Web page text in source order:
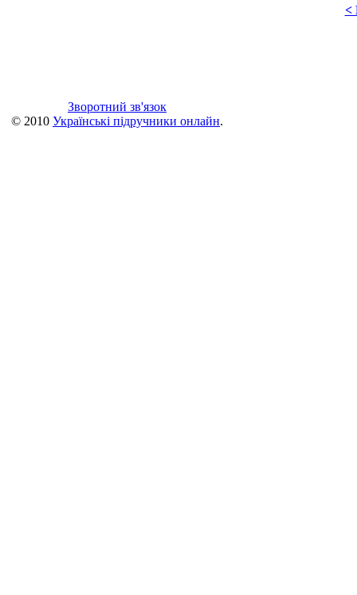
<
Зворотний зв'язок
© 2010 Українські підручники онлайн.